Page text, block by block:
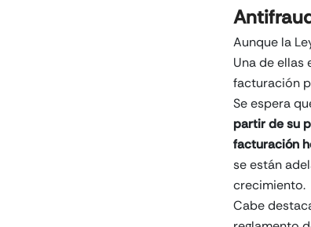
Aunque la
Una de
facturación
Se espera
partir de su
facturación
se están
crecimiento.
Cabe